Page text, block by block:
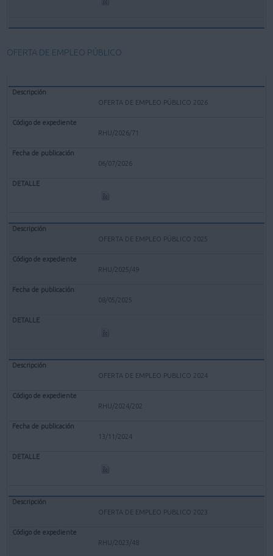
OFERTA DE EMPLEO PÚBLICO
OFERTA DE EMPLEO PÚBLICO 2026
RHU/2026/71
06/07/2026
OFERTA DE EMPLEO PÚBLICO 2025
RHU/2025/49
08/05/2025
OFERTA DE EMPLEO PUBLICO 2024
RHU/2024/202
13/11/2024
OFERTA DE EMPLEO PUBLICO 2023
RHU/2023/48